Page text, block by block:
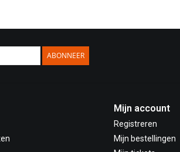
ABONNEER
Mijn account
Registreren
Mijn bestellingen